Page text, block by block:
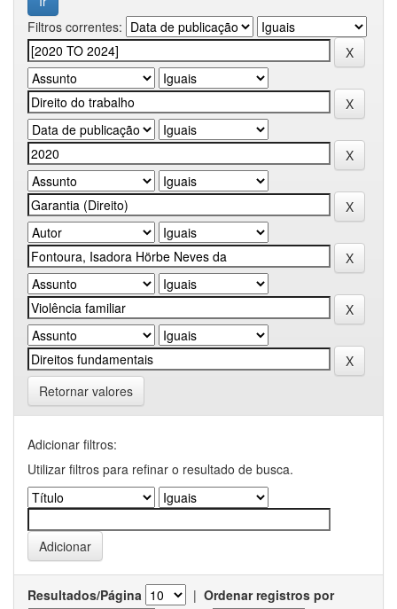
Filtros correntes:
Retornar valores
Adicionar filtros:
Utilizar filtros para refinar o resultado de busca.
Resultados/Página | Ordenar registros por